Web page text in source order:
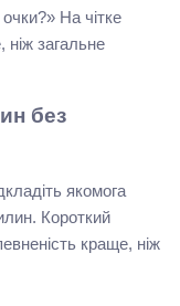
На чітке
ніж загальне
без
якомога
Короткий
краще, ніж